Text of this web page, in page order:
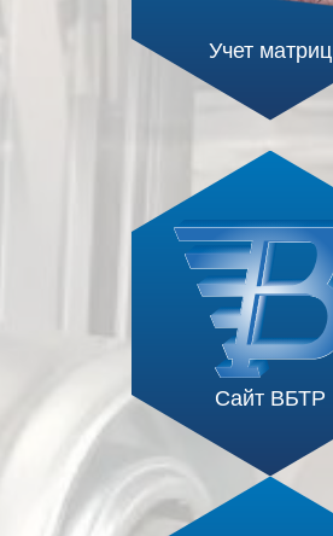
Учет матриц
Сайт ВБТР